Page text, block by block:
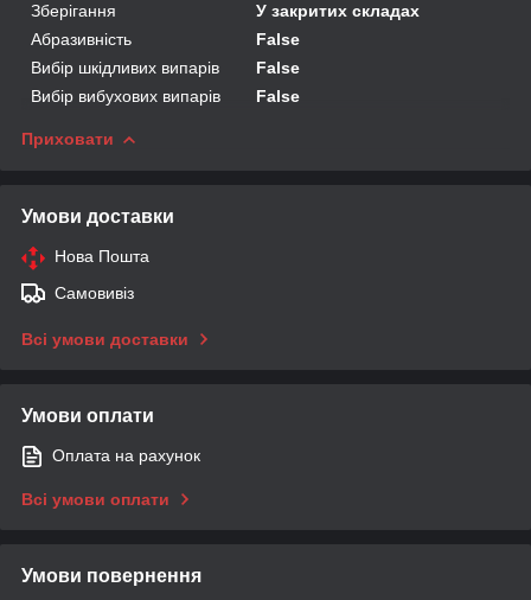
Зберігання
У закритих складах
Абразивність
False
Вибір шкідливих випарів
False
Вибір вибухових випарів
False
Приховати
Умови доставки
Нова Пошта
Самовивіз
Всі умови доставки
Умови оплати
Оплата на рахунок
Всі умови оплати
Умови повернення